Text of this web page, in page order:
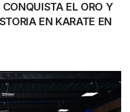
EL ORO Y
EN KARATE EN